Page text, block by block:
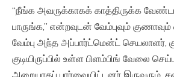
“நீங்க அவருக்காகக் காத்திருக்க
பாருங்க,” என்றவுடன் வேம்புவும்
வேம்பு அந்த அப்பார்ட்மென்ட் செயலாளர்,
குடியிருப்பில் உள்ள பிளம்பிங் வேலை
அறையாகப் பார்வையிட்டனர் இருவரும்.